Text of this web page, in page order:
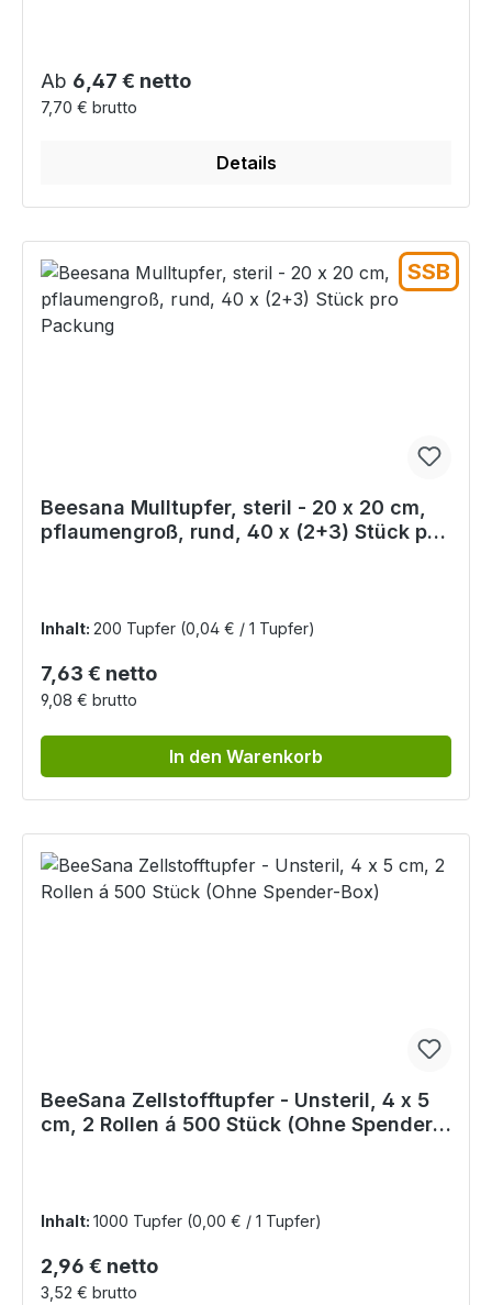
Regulärer Preis:
Ab 6,47 € netto
7,70 € brutto
Details
SSB
Beesana Mulltupfer, steril - 20 x 20 cm,
pflaumengroß, rund, 40 x (2+3) Stück pro
Inhalt: 200 Tupfer (0,04 € / 1 Tupfer)
Regulärer Preis:
7,63 € netto
9,08 € brutto
In den Warenkorb
BeeSana Zellstofftupfer - Unsteril, 4 x 5
cm, 2 Rollen á 500 Stück (Ohne Spender-
Inhalt: 1000 Tupfer (0,00 € / 1 Tupfer)
Regulärer Preis:
2,96 € netto
3,52 € brutto